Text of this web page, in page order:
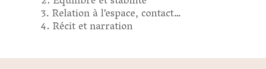
Relation à l’espace, contact…
Récit et narration